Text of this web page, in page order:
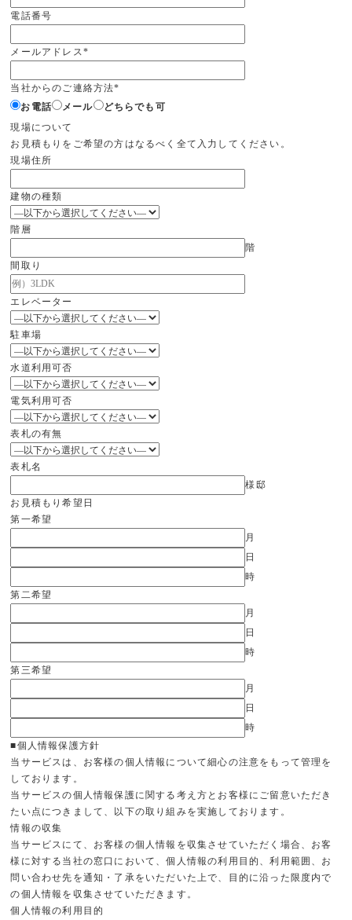
電話番号
メールアドレス *
当社からのご連絡方法*
お電話
メール
どちらでも可
現場について
お見積もりをご希望の方はなるべく全て入力してください。
現場住所
建物の種類
階層
階
間取り
エレベーター
駐車場
水道利用可否
電気利用可否
表札の有無
表札名
様邸
お見積もり希望日
第一希望
月
日
時
第二希望
月
日
時
第三希望
月
日
時
■個人情報保護方針
当サービスは、お客様の個人情報について細心の注意をもって管理を
しております。
当サービスの個人情報保護に関する考え方とお客様にご留意いただき
たい点につきまして、以下の取り組みを実施しております。
情報の収集
当サービスにて、お客様の個人情報を収集させていただく場合、お客
様に対する当社の窓口において、個人情報の利用目的、利用範囲、お
問い合わせ先を通知・了承をいただいた上で、目的に沿った限度内で
の個人情報を収集させていただきます。
個人情報の利用目的